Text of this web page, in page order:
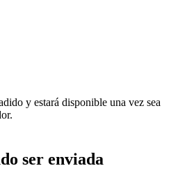
y estará disponible una vez sea
ser enviada